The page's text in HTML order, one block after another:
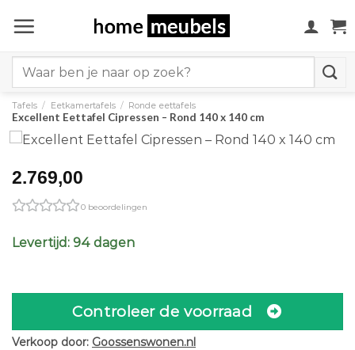
naar
for:
Tafels / Eetkamertafels / Ronde eettafels
Excellent Eettafel Cipressen – Rond 140 x 140 cm
2.769,00
0 beoordelingen
Levertijd: 94 dagen
Controleer de voorraad
Verkoop door: Goossenswonen.nl